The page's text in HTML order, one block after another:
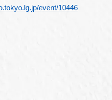
event/10446